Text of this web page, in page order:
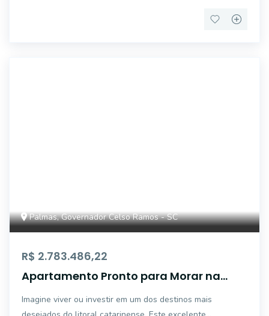
Palmas, Governador Celso Ramos - SC
R$ 2.783.486,22
Apartamento Pronto para Morar na
Exclusividade, Conforto e Alto Potencial
Imagine viver ou investir em um dos destinos mais